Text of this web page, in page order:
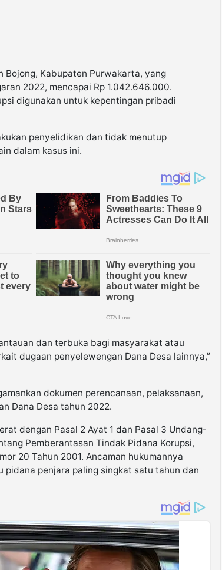
Bojong, Kabupaten Purwakarta, yang
2022, mencapai Rp 1.042.646.000.
digunakan untuk kepentingan pribadi
penyelidikan dan tidak menutup
dalam kasus ini.
dan terbuka bagi masyarakat atau
dugaan penyelewengan Dana Desa lainnya,”
dokumen perencanaan, pelaksanaan,
Dana Desa tahun 2022.
dengan Pasal 2 Ayat 1 dan Pasal 3 Undang-
Pemberantasan Tindak Pidana Korupsi,
20 Tahun 2001. Ancaman hukumannya
pidana penjara paling singkat satu tahun dan